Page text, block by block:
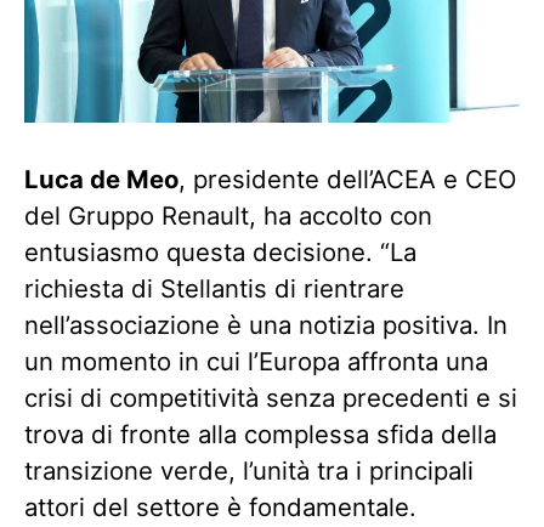
Luca de Meo, presidente dell’ACEA e CEO
del Gruppo Renault, ha accolto con
entusiasmo questa decisione. “La
richiesta di Stellantis di rientrare
nell’associazione è una notizia positiva. In
un momento in cui l’Europa affronta una
crisi di competitività senza precedenti e si
trova di fronte alla complessa sfida della
transizione verde, l’unità tra i principali
attori del settore è fondamentale.